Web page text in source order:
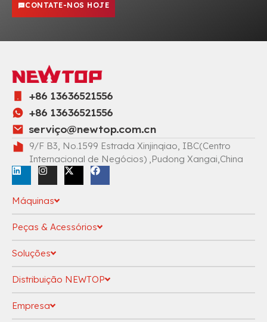
CONTATE-NOS HOJE
+86 13636521556
+86 13636521556
serviço@newtop.com.cn
9/F B3, No.1599 Estrada Xinjinqiao, IBC(Centro
Internacional de Negócios) ,Pudong Xangai,China
Máquinas
Peças & Acessórios
Soluções
Distribuição NEWTOP
Empresa